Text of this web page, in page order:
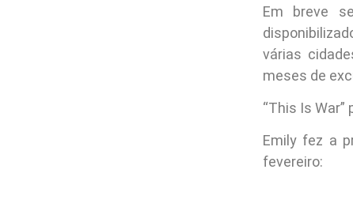
Em breve
várias
meses de
“This Is
Emily fez a
fevereiro: